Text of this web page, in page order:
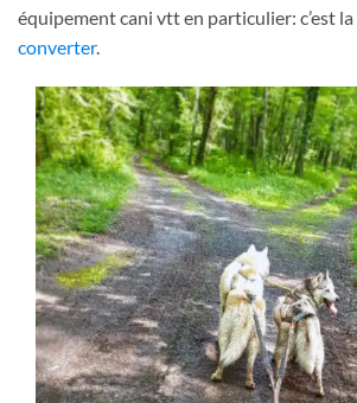
équipement cani vtt en particulier: c’est la
converter.